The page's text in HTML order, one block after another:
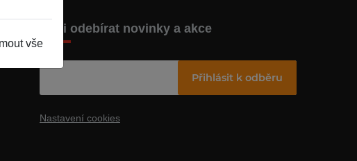
vše
Chci odebírat novinky a akce
Přihlásit k odběru
Nastavení cookies